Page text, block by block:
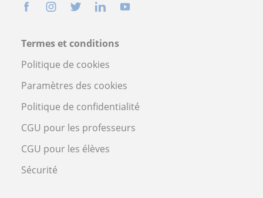
Termes et conditions
Politique de cookies
Paramètres des cookies
Politique de confidentialité
CGU pour les professeurs
CGU pour les élèves
Sécurité